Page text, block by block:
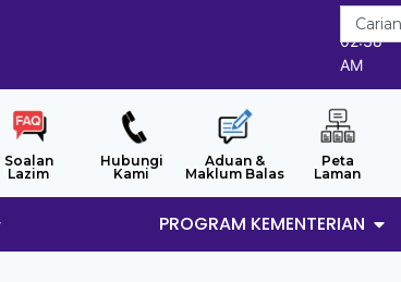
8/8/2026
02:38
AM
Soalan
Lazim
Hubungi
Kami
Aduan &
Maklum Balas
Peta
Laman
PROGRAM KEMENTERIAN